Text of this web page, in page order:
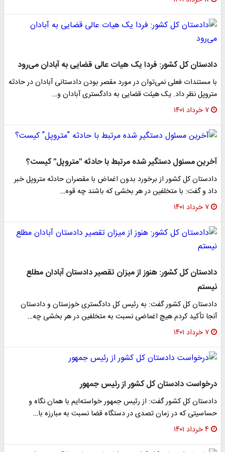
دادستان کل کشور: فردا یک هیات عالی قضایی به آبادان می‌رود
با مستندات فعلی نمی‌توان در مورد مقصر بودن دادستانی آبادان در حادثه
متروپل نظر داد. یک هیئت قضایی به دادگستری آبادان و…
۷ خرداد ۱۴۰۱
آخرین مسئول دستگیر شده مرتبط با حادثه "متروپل" کیست؟
دادستان کل کشور از برخورد بدون اغماض با مقصران حادثه متروپل خبر
داد و گفت: با متخلفین در هر بخشی که باشند چه قوه…
۷ خرداد ۱۴۰۱
دادستان کل کشور: هنوز از میزان تقصیر دادستان آبادان مطلع
نیستم
دادستان کل کشور گفت: به رئیس کل دادگستری خوزستان و دادستان
آنجا تأکید کردم هیچ اغماضی نسبت به متخلفین در هر بخشی چه…
۷ خرداد ۱۴۰۱
درخواست دادستان کل کشور از رئیس جمهور
دادستان کل کشور گفت: از رئیس جمهور خواسته‌ایم با همان نگاه و
حساسیتی که در زمان تصدی در دستگاه قضا نسبت به مبارزه با…
۴ خرداد ۱۴۰۱